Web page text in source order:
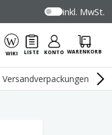
inkl. MwSt.
WIKI LISTE KONTO WARENKORB
Versandverpackungen